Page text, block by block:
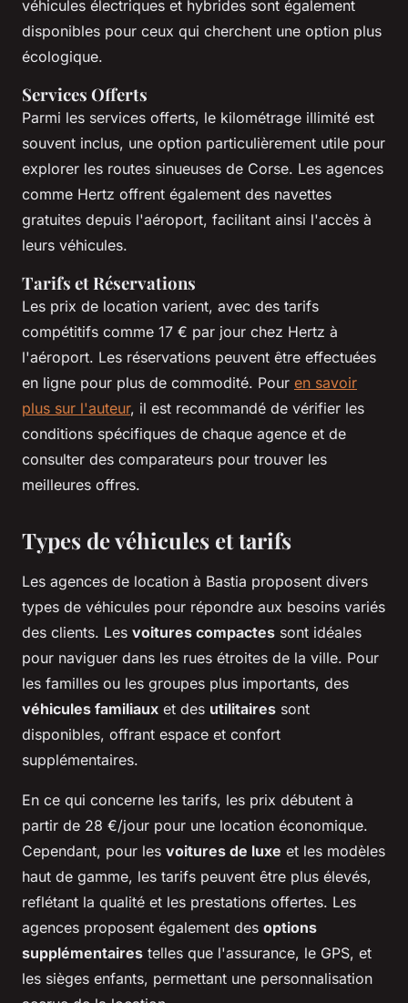
véhicules électriques et hybrides sont également
disponibles pour ceux qui cherchent une option plus
écologique.
Services Offerts
Parmi les services offerts, le kilométrage illimité est
souvent inclus, une option particulièrement utile pour
explorer les routes sinueuses de Corse. Les agences
comme Hertz offrent également des navettes
gratuites depuis l'aéroport, facilitant ainsi l'accès à
leurs véhicules.
Tarifs et Réservations
Les prix de location varient, avec des tarifs
compétitifs comme 17 € par jour chez Hertz à
l'aéroport. Les réservations peuvent être effectuées
en ligne pour plus de commodité. Pour en savoir
plus sur l'auteur, il est recommandé de vérifier les
conditions spécifiques de chaque agence et de
consulter des comparateurs pour trouver les
meilleures offres.
Types de véhicules et tarifs
Les agences de location à Bastia proposent divers
types de véhicules pour répondre aux besoins variés
des clients. Les voitures compactes sont idéales
pour naviguer dans les rues étroites de la ville. Pour
les familles ou les groupes plus importants, des
véhicules familiaux et des utilitaires sont
disponibles, offrant espace et confort
supplémentaires.
En ce qui concerne les tarifs, les prix débutent à
partir de 28 €/jour pour une location économique.
Cependant, pour les voitures de luxe et les modèles
haut de gamme, les tarifs peuvent être plus élevés,
reflétant la qualité et les prestations offertes. Les
agences proposent également des options
supplémentaires telles que l'assurance, le GPS, et
les sièges enfants, permettant une personnalisation